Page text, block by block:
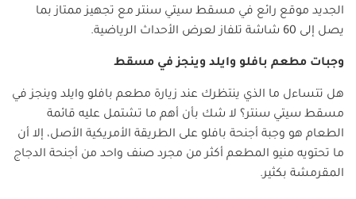
الجديد موقع رائع في مسقط سيتي سنتر مع تجهيز ممتاز بما
يصل إلى 60 شاشة تلفاز لعرض الأحداث الرياضية.
وجبات مطعم بافلو وايلد وينجز في مسقط
هل تتساءل ما الذي ينتظرك عند زيارة مطعم بافلو وايلد وينجز في
مسقط سيتي سنتر؟ لا شك بأن أهم ما تشتمل عليه قائمة
الطعام هو وجبة أجنحة بافلو على الطريقة الأمريكية الأصل، إلا أن
ما تحتويه منيو المطعم أكثر من مجرد صنف واحد من أجنحة الدجاج
المقرمشة بكثير.